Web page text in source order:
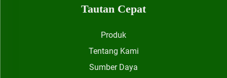
Tautan Cepat
Produk
Tentang Kami
Sumber Daya